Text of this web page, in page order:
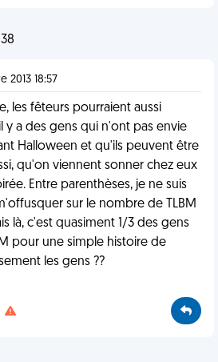
2013 18:57
les fêteurs pourraient aussi
y a des gens qui n'ont pas envie
Halloween et qu'ils peuvent être
qu'on viennent sonner chez eux
Entre parenthèses, je ne suis
sur le nombre de TLBM
là, c'est quasiment 1/3 des gens
pour une simple histoire de
les gens ??